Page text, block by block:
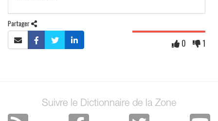
Partager
0 1
Suivre le Dictionnaire de la Zone